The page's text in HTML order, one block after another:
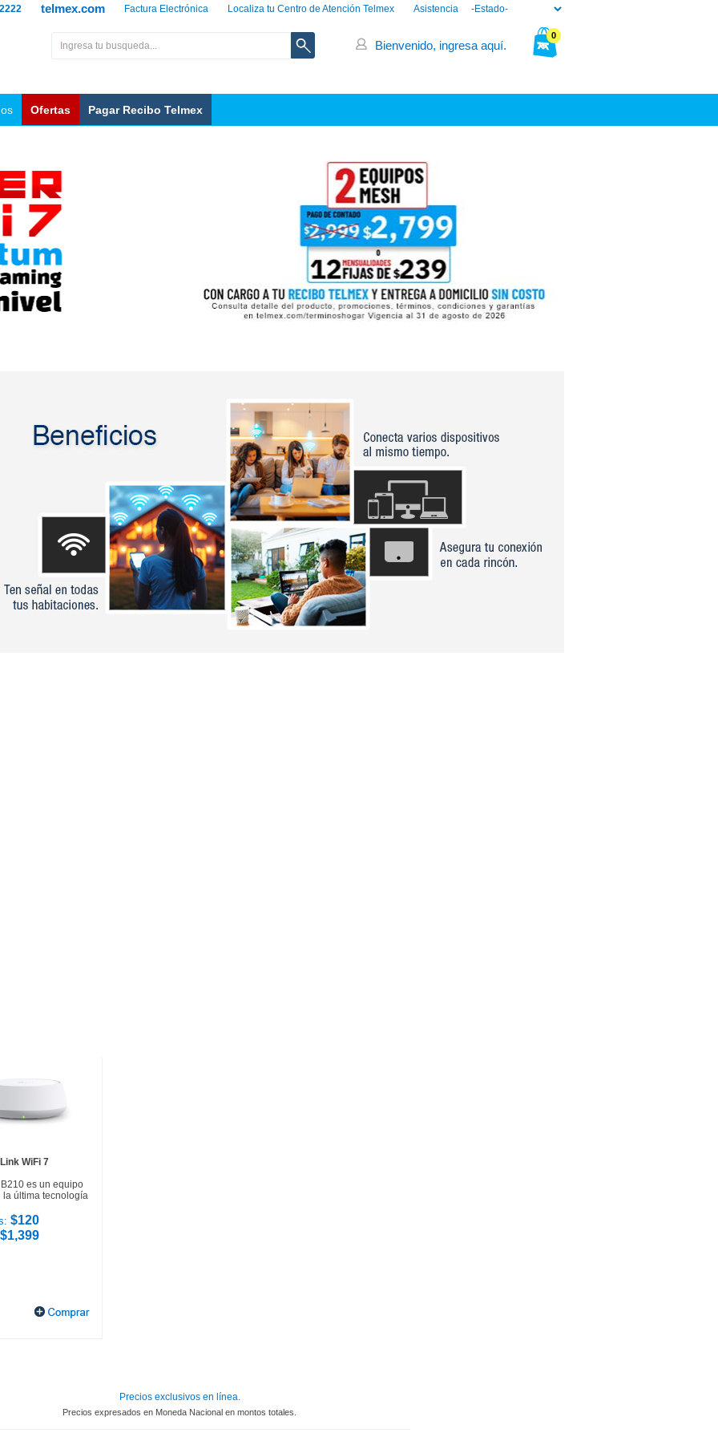
Asistencia
Localiza tu Centro de Atención Telmex
Factura Electrónica
telmex.com
0
Bienvenido, ingresa aquí.
Ofertas Pagar Recibo Telmex
WiFi 7
es un equipo
la última tecnología
$120
$1,399
Precios exclusivos en línea.
Precios expresados en Moneda Nacional en montos totales.